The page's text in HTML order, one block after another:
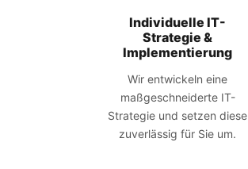
Individuelle IT-
Strategie &
Implementierung
Wir entwickeln eine
maßgeschneiderte IT-
Strategie und setzen diese
zuverlässig für Sie um.